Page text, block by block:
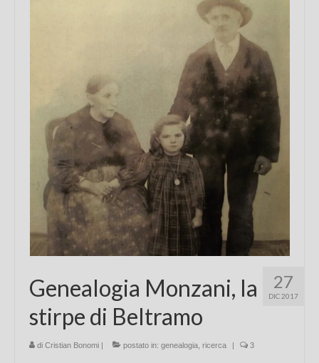
27
DIC 2017
Genealogia Monzani, la
stirpe di Beltramo
di Cristian Bonomi | postato in: genealogia ricerca | 3